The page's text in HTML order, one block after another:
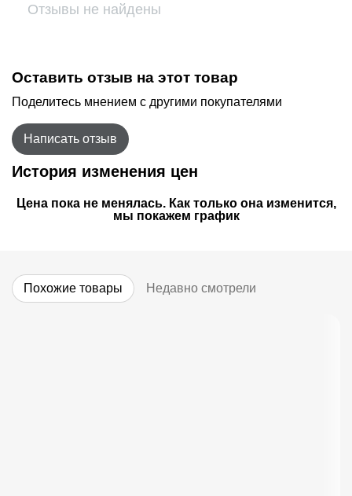
Отзывы не найдены
Оставить отзыв на этот товар
Поделитесь мнением с другими покупателями
Написать отзыв
История изменения цен
Цена пока не менялась. Как только она изменится,
мы покажем график
Похожие товары Недавно смотрели